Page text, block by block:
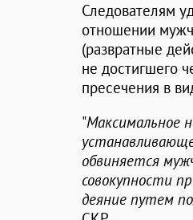
Следователям
отношении
(развратные
не достигшего
пресечения в
"Максимальное
обвиняется
совокупности
деяние путем